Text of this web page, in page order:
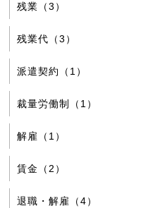
残業（3）
残業代（3）
派遣契約（1）
裁量労働制（1）
解雇（1）
賃金（2）
退職・解雇（4）